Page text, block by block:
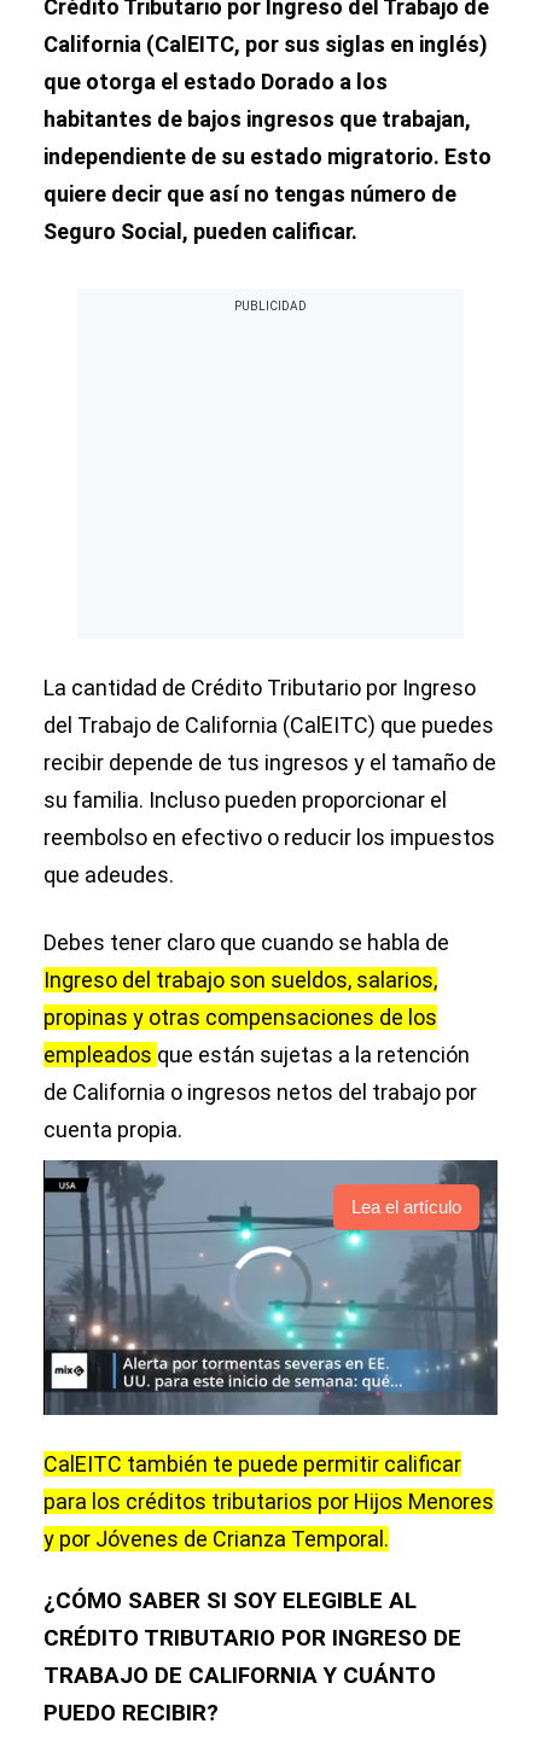
Crédito Tributario por Ingreso del Trabajo de
California (CalEITC, por sus siglas en inglés)
que otorga el estado Dorado a los
habitantes de bajos ingresos que trabajan,
independiente de su estado migratorio. Esto
quiere decir que así no tengas número de
Seguro Social, pueden calificar.
La cantidad de Crédito Tributario por Ingreso
del Trabajo de California (CalEITC) que puedes
recibir depende de tus ingresos y el tamaño de
su familia. Incluso pueden proporcionar el
reembolso en efectivo o reducir los impuestos
que adeudes.
Debes tener claro que cuando se habla de
Ingreso del trabajo son sueldos, salarios,
propinas y otras compensaciones de los
empleados que están sujetas a la retención
de California o ingresos netos del trabajo por
cuenta propia.
Lea el artículo
CalEITC también te puede permitir calificar
para los créditos tributarios por Hijos Menores
y por Jóvenes de Crianza Temporal.
¿CÓMO SABER SI SOY ELEGIBLE AL
CRÉDITO TRIBUTARIO POR INGRESO DE
TRABAJO DE CALIFORNIA Y CUÁNTO
PUEDO RECIBIR?